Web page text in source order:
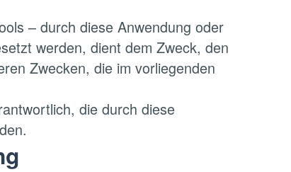
– durch diese Anwendung oder
werden, dient dem Zweck, den
Zwecken, die im vorliegenden
die durch diese